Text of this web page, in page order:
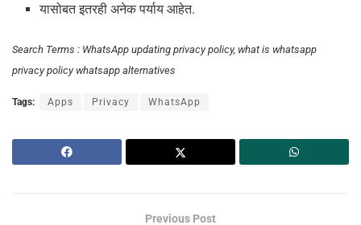
यासोबत इतरही अनेक पर्याय आहेत.
Search Terms : WhatsApp updating privacy policy, what is whatsapp
privacy policy whatsapp alternatives
Tags: Apps Privacy WhatsApp
Previous Post